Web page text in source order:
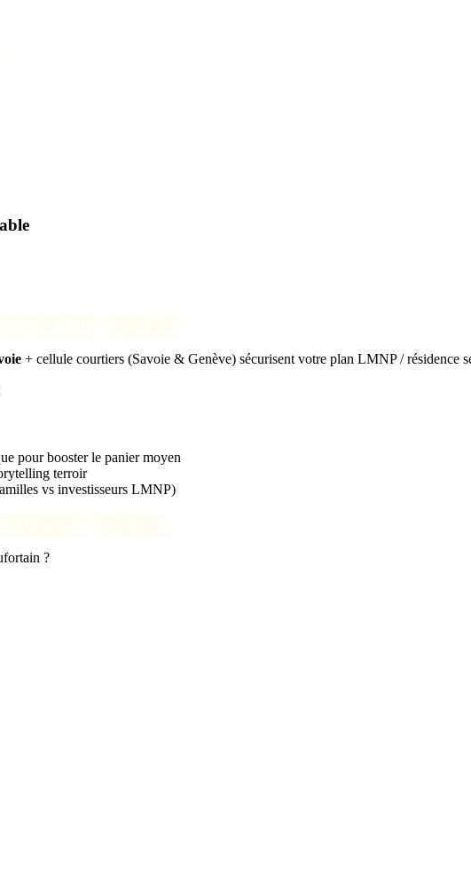
+ cellule courtiers (Savoie & Genève) sécurisent votre plan LMNP / résidence
pour booster le panier moyen
terroir
vs investisseurs LMNP)
?